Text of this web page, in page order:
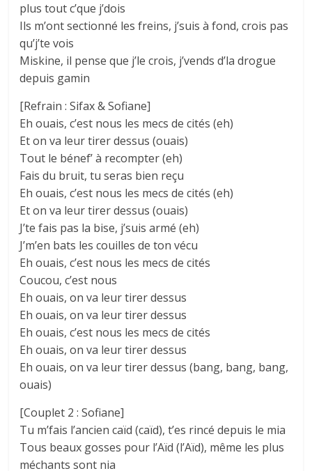
plus tout c’que j’dois
Ils m’ont sectionné les freins, j’suis à fond, crois pas
qu’j’te vois
Miskine, il pense que j’le crois, j’vends d’la drogue
depuis gamin
[Refrain : Sifax & Sofiane]
Eh ouais, c’est nous les mecs de cités (eh)
Et on va leur tirer dessus (ouais)
Tout le bénef’ à recompter (eh)
Fais du bruit, tu seras bien reçu
Eh ouais, c’est nous les mecs de cités (eh)
Et on va leur tirer dessus (ouais)
J’te fais pas la bise, j’suis armé (eh)
J’m’en bats les couilles de ton vécu
Eh ouais, c’est nous les mecs de cités
Coucou, c’est nous
Eh ouais, on va leur tirer dessus
Eh ouais, on va leur tirer dessus
Eh ouais, c’est nous les mecs de cités
Eh ouais, on va leur tirer dessus
Eh ouais, on va leur tirer dessus (bang, bang, bang,
ouais)
[Couplet 2 : Sofiane]
Tu m’fais l’ancien caïd (caïd), t’es rincé depuis le mia
Tous beaux gosses pour l’Aïd (l’Aïd), même les plus
méchants sont nia